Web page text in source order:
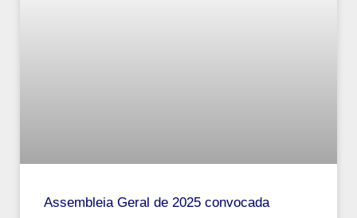
Assembleia Geral de 2025 convocada